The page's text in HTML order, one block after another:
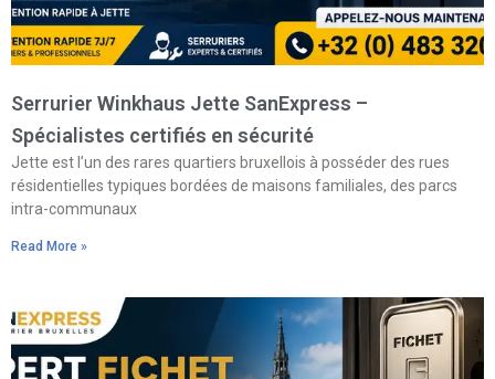
Serrurier Winkhaus Jette SanExpress –
Spécialistes certifiés en sécurité
Jette est l’un des rares quartiers bruxellois à posséder des rues
résidentielles typiques bordées de maisons familiales, des parcs
intra-communaux
Read More »